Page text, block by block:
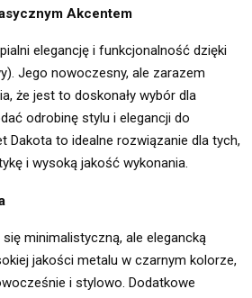
Akcentem
elegancję i funkcjonalność dzięki
Jego nowoczesny, ale zarazem
że jest to doskonały wybór dla
odrobinę stylu i elegancji do
Dakota to idealne rozwiązanie dla tych,
i wysoką jakość wykonania.
minimalistyczną, ale elegancką
jakości metalu w czarnym kolorze,
i stylowo. Dodatkowe